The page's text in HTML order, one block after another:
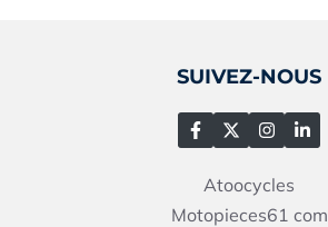
SUIVEZ-NOUS
Atoocycles
Motopieces61 com